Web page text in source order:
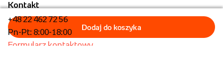
Kontakt
+48 22 462 72 56
Pn-Pt: 8:00-18:00
Formularz kontaktowy